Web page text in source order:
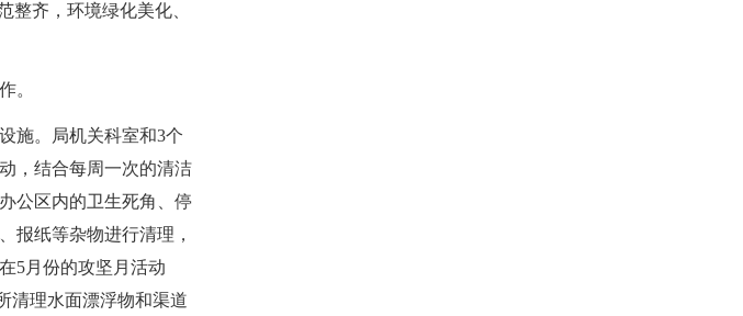
整齐，环境绿化美化、
。
施。局机关科室和3个
，结合每周一次的清洁
公区内的卫生死角、停
报纸等杂物进行清理，
5月份的攻坚月活动
清理水面漂浮物和渠道